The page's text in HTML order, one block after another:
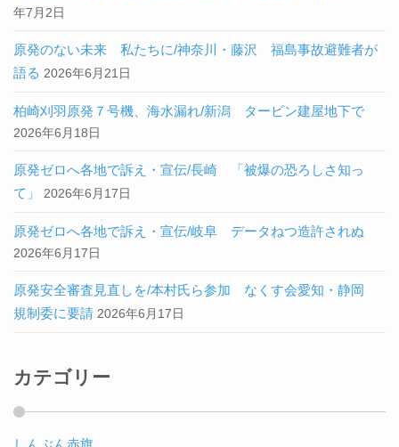
年7月2日
原発のない未来 私たちに/神奈川・藤沢 福島事故避難者が
語る 2026年6月21日
柏崎刈羽原発７号機、海水漏れ/新潟 タービン建屋地下で
2026年6月18日
原発ゼロへ各地で訴え・宣伝/長崎 「被爆の恐ろしさ知っ
て」
2026年6月17日
原発ゼロへ各地で訴え・宣伝/岐阜 データねつ造許されぬ
2026年6月17日
原発安全審査見直しを/本村氏ら参加 なくす会愛知・静岡
規制委に要請 2026年6月17日
カテゴリー